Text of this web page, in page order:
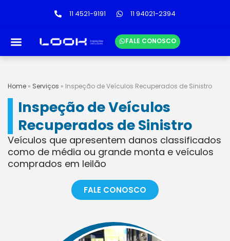
11 4521-9191 11 94021-2394
FALE CONOSCO
Home » Serviços » Inspeção de Veículos Recuperados de Sinistro
Inspeção de Veículos
Recuperados de Sinistro
Veículos que apresentem danos classificados
como de média ou grande monta e veículos
comprados em leilão
FALE CONOSCO